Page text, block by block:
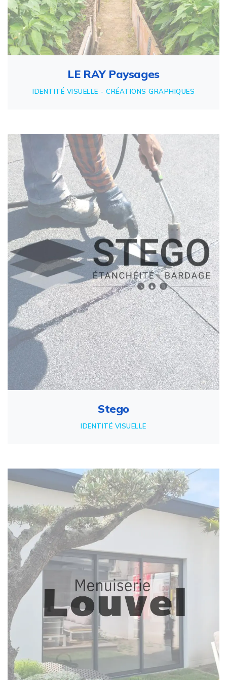
LE RAY Paysages
IDENTITÉ VISUELLE - CRÉATIONS GRAPHIQUES
Stego
IDENTITÉ VISUELLE